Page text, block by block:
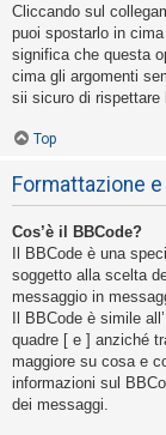
Cliccando sul
puoi spostarlo in
significa che questa
cima gli argomenti
sii sicuro di rispettare
Top
Formattazione
Cos’è il BBCode?
Il BBCode è una
soggetto alla scelta
messaggio in
Il BBCode è simile
quadre [ e ] anziché
maggiore su cosa e
informazioni sul
dei messaggi.